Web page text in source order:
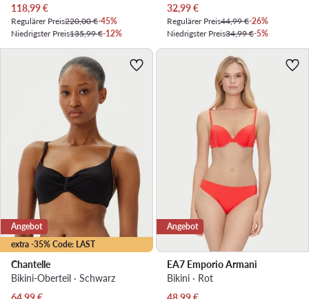
Aktueller Preis
118,99€
Regulärer Preis220,00 €-45%
Niedrigster Preis135,99 €-12%
Aktueller Preis
32,99€
Regulärer Preis44,99 €-26%
Niedrigster Preis34,99 €-5%
extra -35% Code: LAST
Angebot
Chantelle
Bikini-Oberteil · Schwarz
Aktueller Preis
Angebot
EA7 Emporio Armani
Bikini · Rot
Aktueller Preis